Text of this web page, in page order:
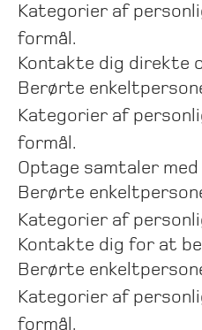
Kategorier af
formål.
Kontakte dig direkte
Berørte
Kategorier af
formål.
Optage samtaler med
Berørte
Kategorier af
Kontakte dig for at
Berørte
Kategorier af
formål.